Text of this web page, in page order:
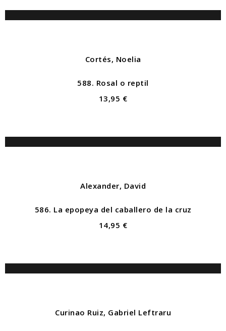
Cortés, Noelia
588. Rosal o reptil
13,95 €
Alexander, David
586. La epopeya del caballero de la cruz
14,95 €
Curinao Ruiz, Gabriel Leftraru